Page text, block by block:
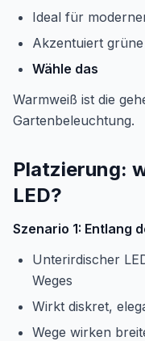
Ideal für
Akzentuiert
Wähle das
Warmweiß ist die
Gartenbeleuchtung.
Platzierung:
LED?
Szenario 1: Entlang
Unterirdischer
Weges
Wirkt diskret,
Wege wirken